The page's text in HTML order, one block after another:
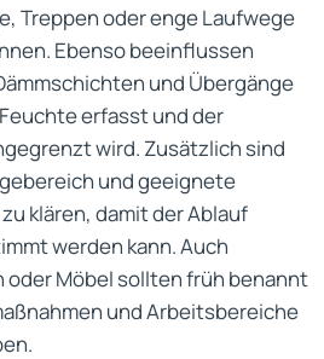
Treppen oder enge Laufwege
Ebenso beeinflussen
und Übergänge
erfasst und der
wird. Zusätzlich sind
und geeignete
klären, damit der Ablauf
werden kann. Auch
Möbel sollten früh benannt
und Arbeitsbereiche